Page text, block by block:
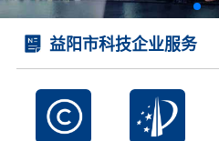
益阳市科技企业服务